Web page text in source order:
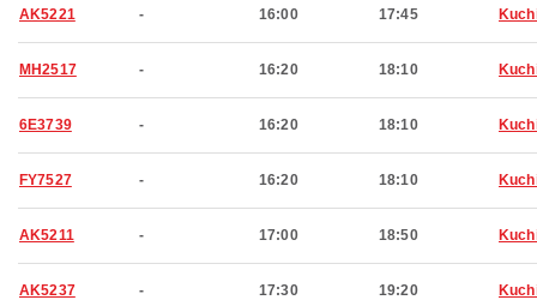
AK5221 - 16:00 17:45
MH2517 - 16:20 18:10
6E3739 - 16:20 18:10
FY7527 - 16:20 18:10
AK5211 - 17:00 18:50
AK5237 - 17:30 19:20